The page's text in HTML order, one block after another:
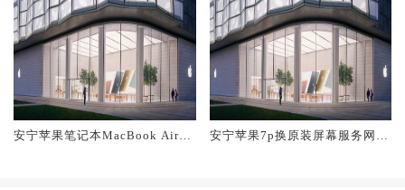
安宁苹果笔记本MacBook Air换
安宁苹果7p换原装屏幕服务网点